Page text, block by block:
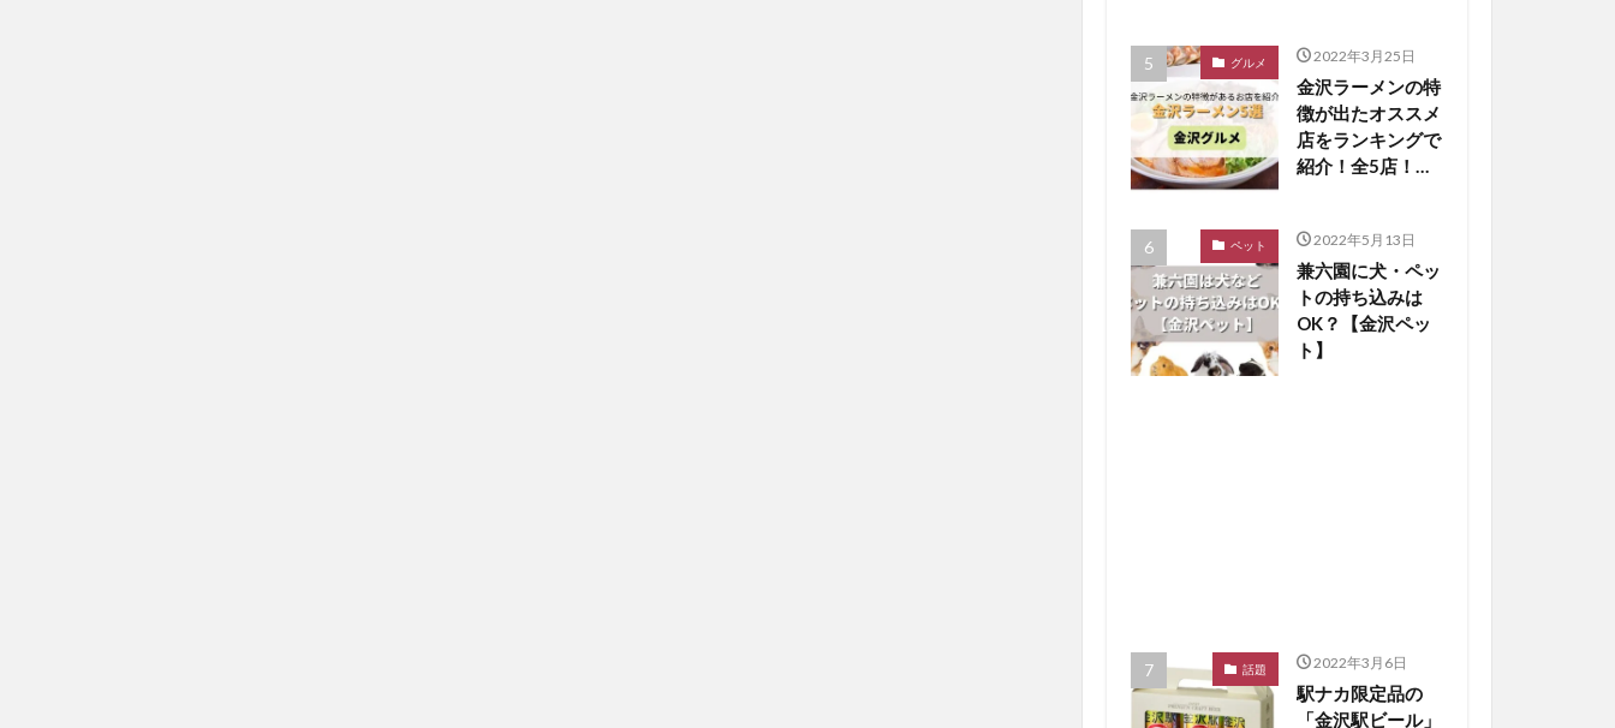
グルメ 2022年3月25日
金沢ラーメンの特
徴が出たオススメ
店をランキングで
紹介！全5店！
ペット 2022年5月13日
兼六園に犬・ペッ
トの持ち込みは
OK？【金沢ペッ
ト】
話題 2022年3月6日
駅ナカ限定品の
「金沢駅ビール」